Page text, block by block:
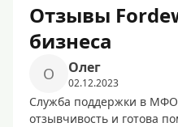
Отзывы
бизнеса
О Олег
02.12.2023
Служба поддержки в
отзывчивость и готова